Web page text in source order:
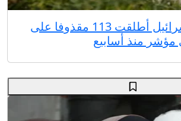
“اليونيفيل”: إسرائيل أطلقت 113 مقذوفا على
مؤشر منذ أسابيع